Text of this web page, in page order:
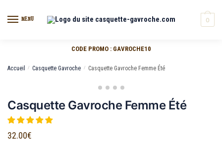
MENU 0
CODE PROMO : GAVROCHE10
Accueil / Casquette Gavroche / Casquette Gavroche Femme Été
Casquette Gavroche Femme Été
32.00€